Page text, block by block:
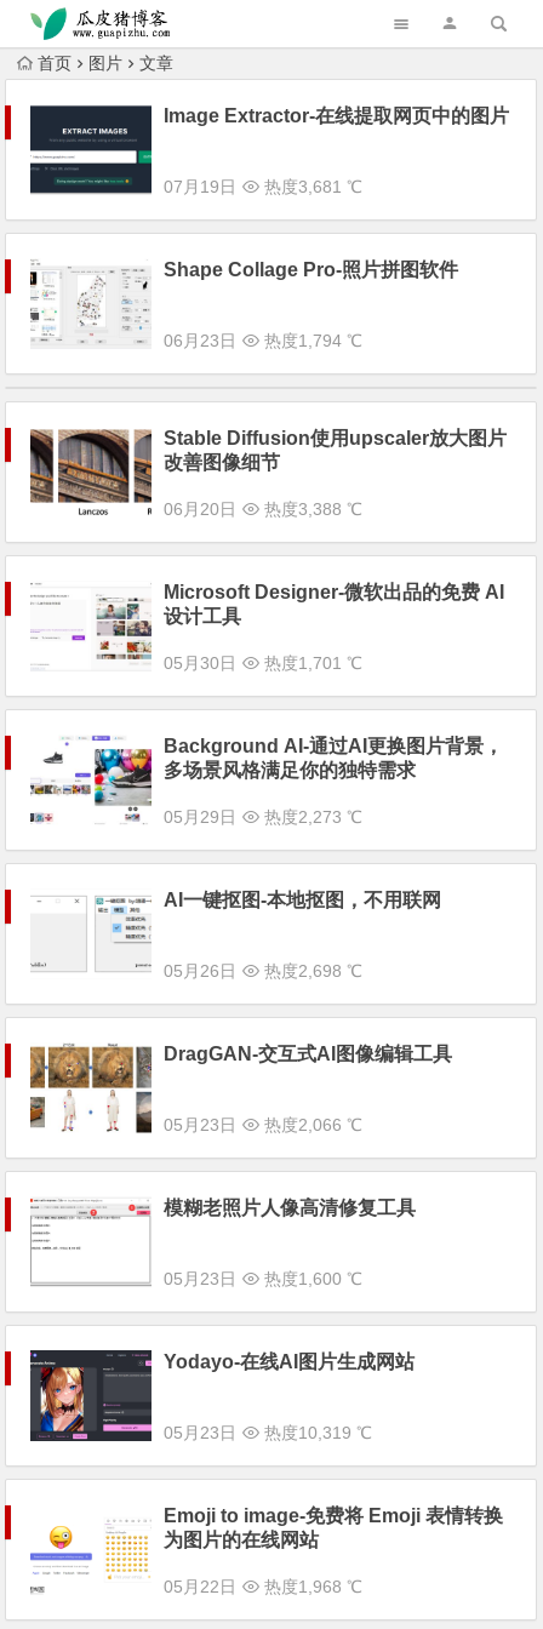
跳转到主内容
首页 图片 文章
Image Extractor-在线提取网页中的图片
07月19日 热度3,681 ℃
Shape Collage Pro-照片拼图软件
06月23日 热度1,794 ℃
Stable Diffusion使用upscaler放大图片
改善图像细节
06月20日 热度3,388 ℃
Microsoft Designer-微软出品的免费 AI
设计工具
05月30日 热度1,701 ℃
Background AI-通过AI更换图片背景，
多场景风格满足你的独特需求
05月29日 热度2,273 ℃
AI一键抠图-本地抠图，不用联网
05月26日 热度2,698 ℃
DragGAN-交互式AI图像编辑工具
05月23日 热度2,066 ℃
模糊老照片人像高清修复工具
05月23日 热度1,600 ℃
Yodayo-在线AI图片生成网站
05月23日 热度10,319 ℃
Emoji to image-免费将 Emoji 表情转换
为图片的在线网站
05月22日 热度1,968 ℃